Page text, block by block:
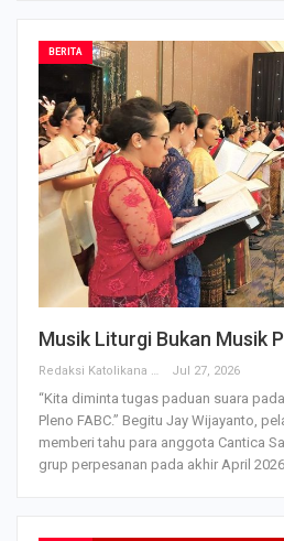
BERITA
Musik Liturgi Bukan Musik
Redaksi Katolikana Jul 27, 2026
“Kita diminta tugas paduan suara
Pleno FABC.” Begitu Jay Wijayanto,
memberi tahu para anggota Cantica
grup perpesanan pada akhir April 2026.